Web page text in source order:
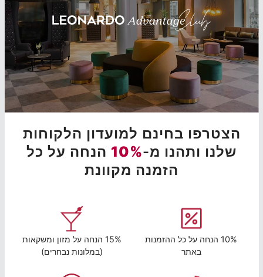
הצטרפו בחינם למועדון הלקוחות
שלנו ותהנו מ-10% הנחה על כל
הזמנה מקוונת
10% הנחה על כל ההזמנות
באתר
15% הנחה על מזון ומשקאות
(במלונות נבחרים)